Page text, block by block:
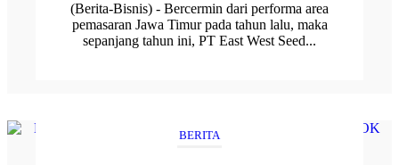
(Berita-Bisnis) - Bercermin dari performa area
pemasaran Jawa Timur pada tahun lalu, maka
sepanjang tahun ini, PT East West Seed...
BERITA